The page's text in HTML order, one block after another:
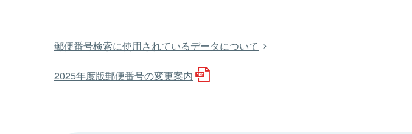
郵便番号検索に使用されているデータについて
2025年度版郵便番号の変更案内